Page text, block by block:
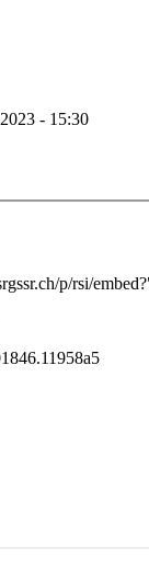
- 15:30